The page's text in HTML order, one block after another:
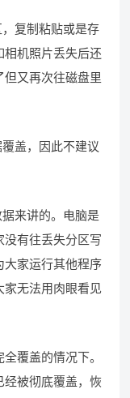
复制粘贴或是存
相机照片丢失后还
但又再次往磁盘里
盖，因此不建议
来讲的。电脑是
没有往丢失分区写
大家运行其他程序
家无法用肉眼看见
覆盖的情况下。
经被彻底覆盖，恢